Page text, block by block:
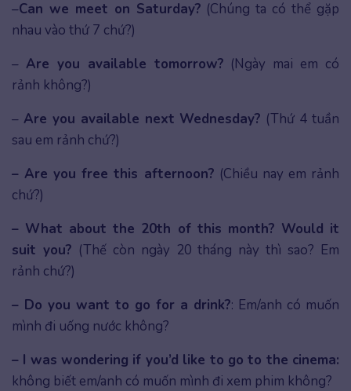
–Can we meet on Saturday? (Chúng ta có thể gặp
nhau vào thứ 7 chứ?)
– Are you available tomorrow? (Ngày mai em có
rảnh không?)
– Are you available next Wednesday? (Thứ 4 tuần
sau em rảnh chứ?)
– Are you free this afternoon? (Chiều nay em rảnh
chứ?)
– What about the 20th of this month? Would it
suit you? (Thế còn ngày 20 tháng này thì sao? Em
rảnh chứ?)
– Do you want to go for a drink?: Em/anh có muốn
mình đi uống nước không?
– I was wondering if you’d like to go to the cinema:
không biết em/anh có muốn mình đi xem phim không?